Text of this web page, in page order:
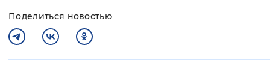
Поделиться новостью